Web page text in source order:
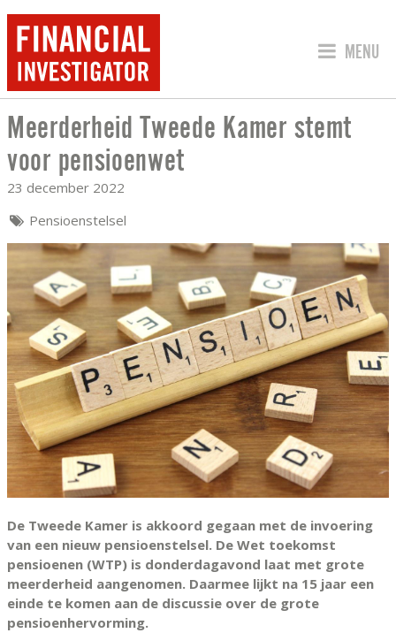
SPRING
MENU
MEERDERHEID TWEEDE KAMER
Meerderheid Tweede Kamer stemt
voor pensioenwet
23 december 2022
Pensioenstelsel
De Tweede Kamer is akkoord gegaan met de invoering
van een nieuw pensioenstelsel. De Wet toekomst
pensioenen (WTP) is donderdagavond laat met grote
meerderheid aangenomen. Daarmee lijkt na 15 jaar een
einde te komen aan de discussie over de grote
pensioenhervorming.